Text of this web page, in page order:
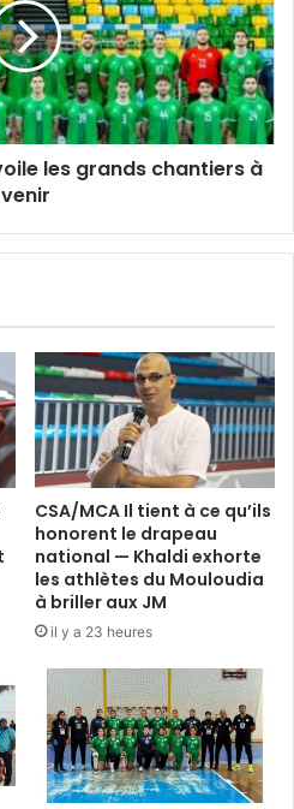
les grands chantiers à
venir
CSA/MCA Il tient à ce qu’ils
honorent le drapeau
national — Khaldi exhorte
les athlètes du Mouloudia
à briller aux JM
il y a 23 heures